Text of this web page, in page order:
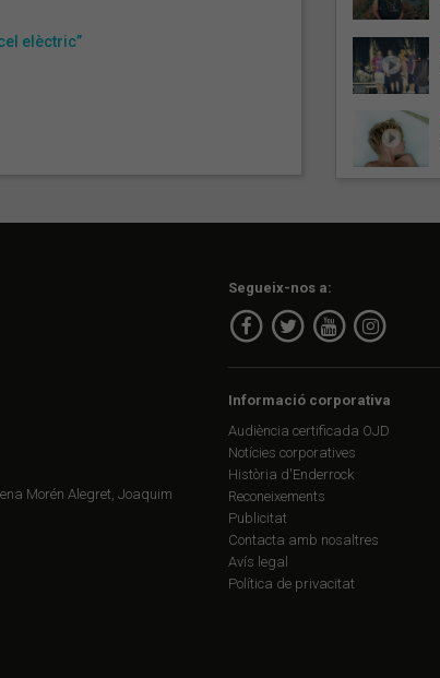
elèctric”
Morén Alegret, Joaquim
Segueix-nos a:
Informació corporativa
Audiència certificada OJD
Notícies corporatives
Història d'Enderrock
Reconeixements
Publicitat
Contacta amb nosaltres
Avís legal
Política de privacitat